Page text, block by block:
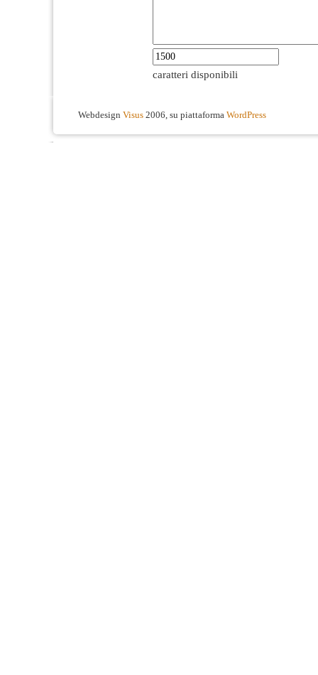
caratteri disponibili
Webdesign Visus 2006, su piattaforma WordPress